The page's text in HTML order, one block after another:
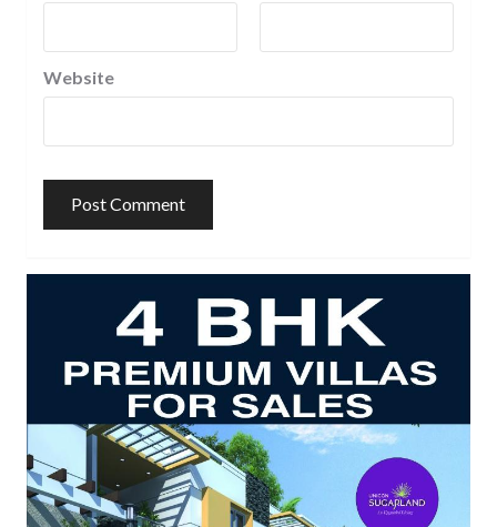
Website